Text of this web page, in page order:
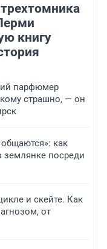
книгу
парфюмер
страшно, — он
как
землянке посреди
и скейте. Как
от